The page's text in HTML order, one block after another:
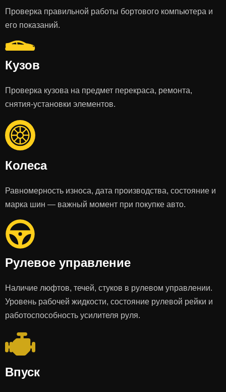
Проверка правильной работы бортового компьютера и
его показаний.
Кузов
Проверка кузова на предмет перекраса, ремонта,
снятия-установки элементов.
Колеса
Равномерность износа, дата производства, состояние и
марка шин — важный момент при покупке авто.
Рулевое управление
Наличие люфтов, течей, стуков в рулевом управлении.
Уровень рабочей жидкости, состояние рулевой рейки и
работоспособность усилителя руля.
Впуск